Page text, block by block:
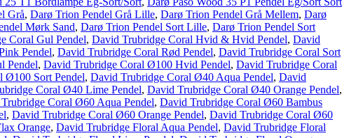
Grå, Darø Trion Pendel Grå Lille, Darø Trion Pendel Grå Mellem, Darø
Mørk Sand, Darø Trion Pendel Sort Lille, Darø Trion Pendel Sort
Coral Gul Pendel, David Trubridge Coral Hvid & Hvid Pendel, David
Pendel, David Trubridge Coral Rød Pendel, David Trubridge Coral Sort
Pendel, David Trubridge Coral Ø100 Hvid Pendel, David Trubridge Coral
Ø100 Sort Pendel, David Trubridge Coral Ø40 Aqua Pendel, David
Coral Ø40 Lime Pendel, David Trubridge Coral Ø40 Orange Pendel,
Coral Ø60 Aqua Pendel, David Trubridge Coral Ø60 Bambus
, David Trubridge Coral Ø60 Orange Pendel, David Trubridge Coral Ø60
Orange, David Trubridge Floral Aqua Pendel, David Trubridge Floral